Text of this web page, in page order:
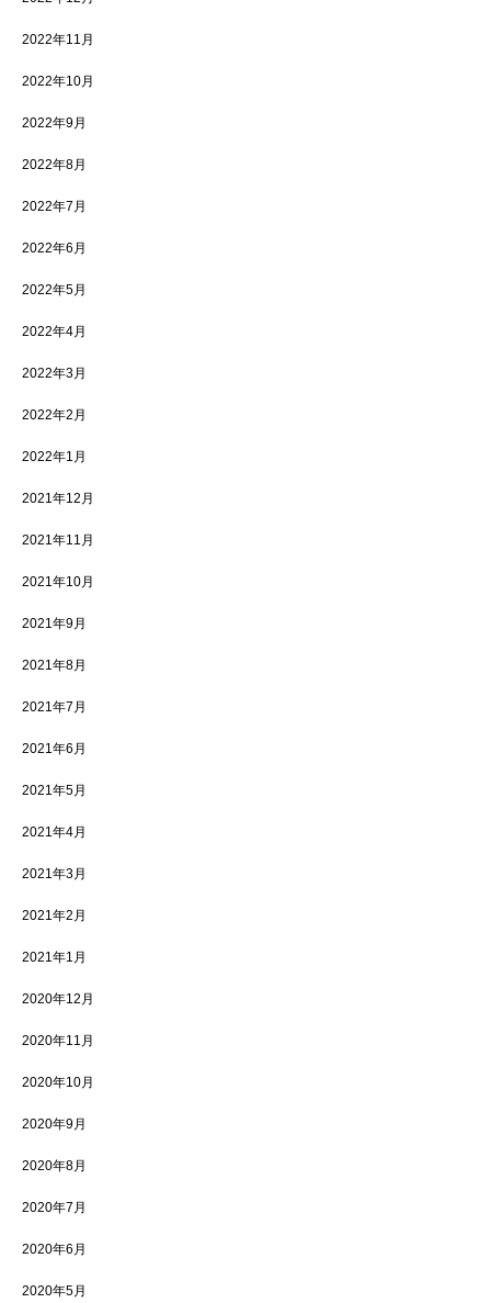
2022年11月
2022年10月
2022年9月
2022年8月
2022年7月
2022年6月
2022年5月
2022年4月
2022年3月
2022年2月
2022年1月
2021年12月
2021年11月
2021年10月
2021年9月
2021年8月
2021年7月
2021年6月
2021年5月
2021年4月
2021年3月
2021年2月
2021年1月
2020年12月
2020年11月
2020年10月
2020年9月
2020年8月
2020年7月
2020年6月
2020年5月